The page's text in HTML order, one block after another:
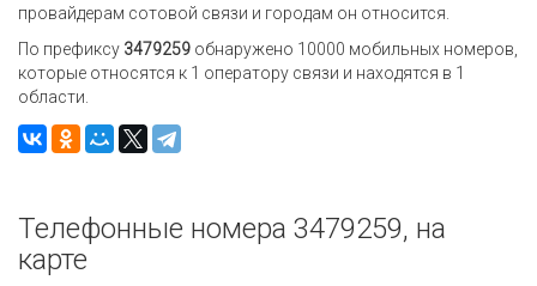
провайдерам сотовой связи и городам он относится.
По префиксу 3479259 обнаружено 10000 мобильных номеров,
которые относятся к 1 оператору связи и находятся в 1
области.
Телефонные номера 3479259, на
карте